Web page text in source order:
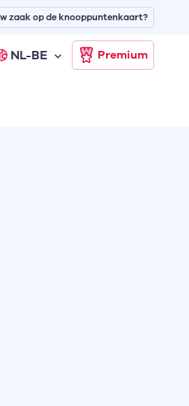
NL-BE Premium
zaak op de knooppuntenkaart?